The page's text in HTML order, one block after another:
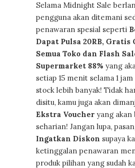
Selama Midnight Sale
pengguna akan ditemani
penawaran spesial seperti
Dapat Pulsa 20RB, Gratis
Semua Toko dan Flash
Supermarket 88% yang
setiap 15 menit selama 1
stock lebih banyak! Tidak
disitu, kamu juga akan
Ekstra Voucher yang akan
seharian! Jangan lupa,
Ingatkan Diskon supaya
ketinggalan penawaran
produk pilihan yang sudah